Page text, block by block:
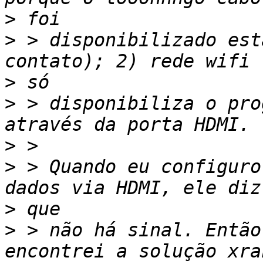
>
> > disponibilizado
>
> > disponibiliza o
>
> > Quando eu
>
> > não há sinal.